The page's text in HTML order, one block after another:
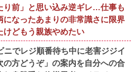
り前」と思い込み逆ギレ…仕事も
になったあまりの非常識さに限界
けどもう親族やめたい
ニでレジ順番待ち中に老害ジジイ
の方どうぞ」の案内を自分への合